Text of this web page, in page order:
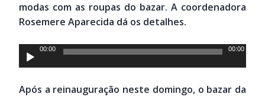
modas com as roupas do bazar. A coordenadora
Rosemere Aparecida dá os detalhes.
Tocador
de
00:00 00:00
Após a reinauguração neste domingo, o bazar da